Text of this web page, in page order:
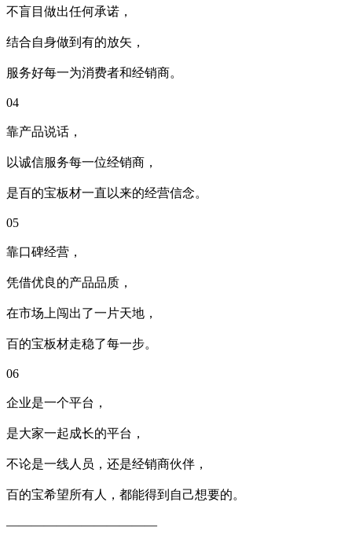
不盲目做出任何承诺，
结合自身做到有的放矢，
服务好每一为消费者和经销商。
04
靠产品说话，
以诚信服务每一位经销商，
是百的宝板材一直以来的经营信念。
05
靠口碑经营，
凭借优良的产品品质，
在市场上闯出了一片天地，
百的宝板材走稳了每一步。
06
企业是一个平台，
是大家一起成长的平台，
不论是一线人员，还是经销商伙伴，
百的宝希望所有人，都能得到自己想要的。
————————————